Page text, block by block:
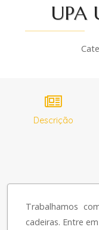
UPA
Descrição
Trabalhamos
cadeiras. Entre